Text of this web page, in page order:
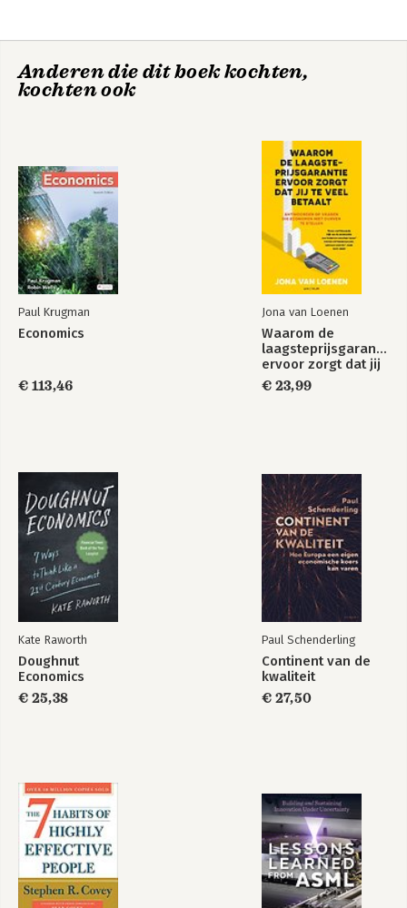
Zelf leren schrijven
bedrijfskunde
Handboek
Handboek
Zelf leren schrijven
Zelf leren schrijven
voor economie en
bedrijfskunde
Academic Writing
Skills
Bekijk alle boeken
Anderen die dit boek kochten,
kochten ook
Paul Krugman
Economics
€ 113,46
Jona van Loenen
Waarom de
laagsteprijsgarantie
ervoor zorgt dat jij
te veel betaalt
€ 23,99
Kate Raworth
Doughnut
Economics
€ 25,38
Paul Schenderling
Continent van de
kwaliteit
€ 27,50